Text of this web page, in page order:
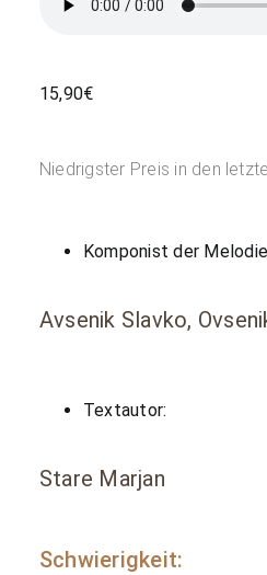
15,90€
Niedrigster Preis in den
Komponist der
Avsenik Slavko,
Textautor:
Stare Marjan
Schwierigkeit: